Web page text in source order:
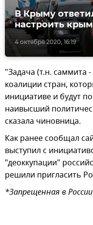
4 октября 2020, 16:19
В Крыму
настроить
"Задача (т.н. саммита
коалиции стран,
инициативе и будут
наивысший
сказала чиновница.
Как ранее сообщал
выступил с
"деоккупации"
решили пригласить
*Запрещенная в